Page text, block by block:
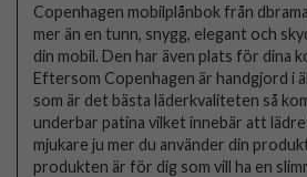
Copenhagen mobilplånbok från
mer än en tunn, snygg, elegant och
din mobil. Den har även plats för dina
Eftersom Copenhagen är handgjord i
som är det bästa läderkvaliteten så
underbar patina vilket innebär att
mjukare ju mer du använder din
produkten är för dig som vill ha en